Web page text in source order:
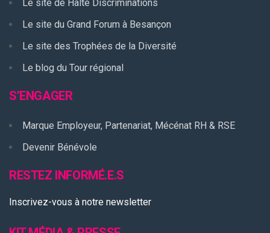
Le site de Halte Discriminations
Le site du Grand Forum à Besançon
Le site des Trophées de la Diversité
Le blog du Tour régional
S’ENGAGER
Marque Employeur, Partenariat, Mécénat RH & RSE
Devenir Bénévole
RESTEZ INFORMÉ.E.S
Inscrivez-vous à notre newsletter